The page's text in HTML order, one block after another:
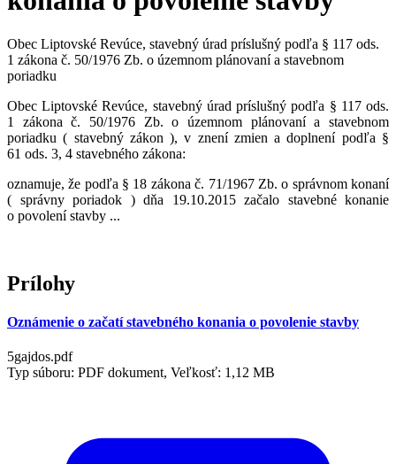
Obec Liptovské Revúce, stavebný úrad príslušný podľa § 117 ods.
1 zákona č. 50/1976 Zb. o územnom plánovaní a stavebnom
poriadku
Obec Liptovské Revúce, stavebný úrad príslušný podľa § 117 ods.
1 zákona č. 50/1976 Zb. o územnom plánovaní a stavebnom
poriadku ( stavebný zákon ), v znení zmien a doplnení podľa §
61 ods. 3, 4 stavebného zákona:
oznamuje, že podľa § 18 zákona č. 71/1967 Zb. o správnom konaní
( správny poriadok ) dňa 19.10.2015 začalo stavebné konanie
o povolení stavby ...
Prílohy
Oznámenie o začatí stavebného konania o povolenie stavby
5gajdos.pdf
Typ súboru: PDF dokument, Veľkosť: 1,12 MB